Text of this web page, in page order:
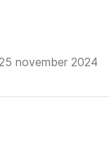
november 2024